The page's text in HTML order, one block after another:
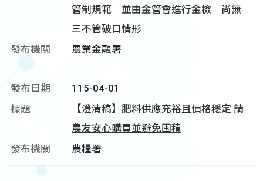
管制規範 並由金管會進行金檢 尚無
三不管破口情形
農業金融署
115-04-01
【澄清稿】肥料供應充裕且價格穩定 請
農友安心購買並避免囤積
農糧署